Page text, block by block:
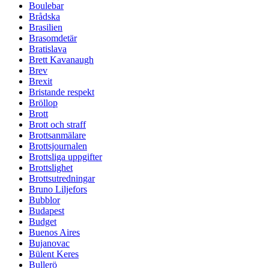
Boulebar
Brådska
Brasilien
Brasomdetär
Bratislava
Brett Kavanaugh
Brev
Brexit
Bristande respekt
Bröllop
Brott
Brott och straff
Brottsanmälare
Brottsjournalen
Brottsliga uppgifter
Brottslighet
Brottsutredningar
Bruno Liljefors
Bubblor
Budapest
Budget
Buenos Aires
Bujanovac
Bülent Keres
Bullerö